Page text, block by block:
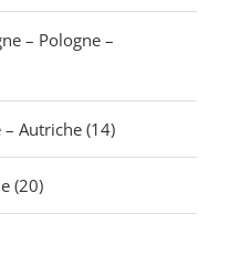
– Pologne –
Autriche (14)
(20)